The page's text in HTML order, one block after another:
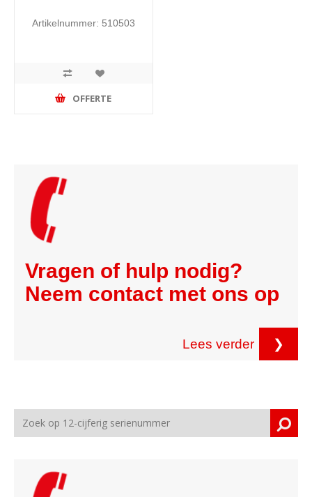
Artikelnummer: 510503
OFFERTE
Vragen of hulp nodig?
Neem contact met ons op
Lees verder ❯